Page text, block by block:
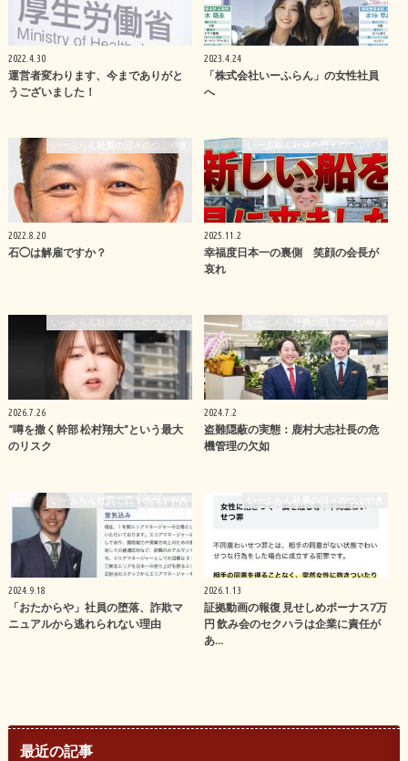
2022.4.30
運営者変わります、今までありがと
うございました！
2023.4.24
「株式会社いーふらん」の女性社員
へ
2022.8.20
石◯は解雇ですか？
いーふらん社員の日々のつぶやき
2025.11.2
幸福度日本一の裏側 笑顔の会長が
哀れ
2026.7.26
“噂を撒く幹部 松村翔大”という最大
のリスク
いーふらん社員の日々のつぶやき
2024.7.2
盗難隠蔽の実態：鹿村大志社長の危
機管理の欠如
いーふらん社員の日々のつぶやき
2024.9.18
「おたからや」社員の堕落、詐欺マ
ニュアルから逃れられない理由
2026.1.13
証拠動画の報復 見せしめボーナス7万
円 飲み会のセクハラは企業に責任が
あ…
最近の記事